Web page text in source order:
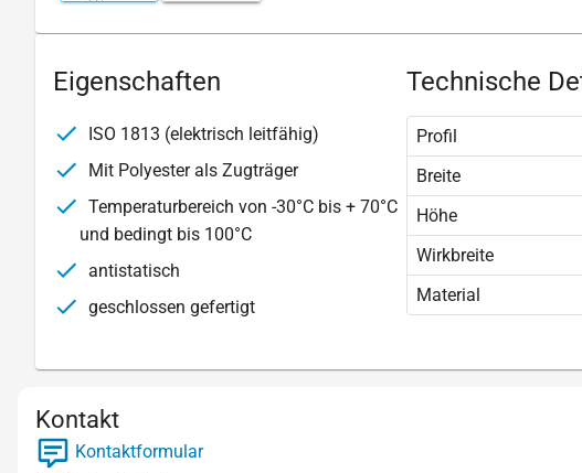
Eigenschaften
ISO 1813 (elektrisch leitfähig)
Mit Polyester als Zugträger
Temperaturbereich von -30°C bis + 70°C
und bedingt bis 100°C
antistatisch
geschlossen gefertigt
Technische
Profil
Breite
Höhe
Wirkbreite
Material
Kontakt
Kontaktformular